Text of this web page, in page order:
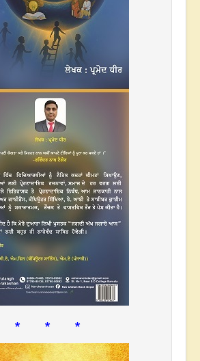
* * *